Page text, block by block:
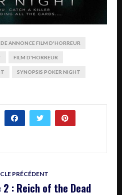
ANNONCE FILM D'HORREUR
FILM D'HORREUR
SYNOPSIS POKER NIGHT
PRÉCÉDENT
2 : Reich of the Dead